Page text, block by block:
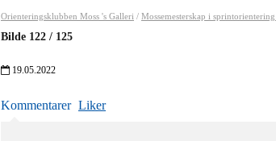
Orienteringsklubben Moss 's Galleri / Mossemesterskap i
Bilde 122 / 125
19.05.2022
Kommentarer Liker